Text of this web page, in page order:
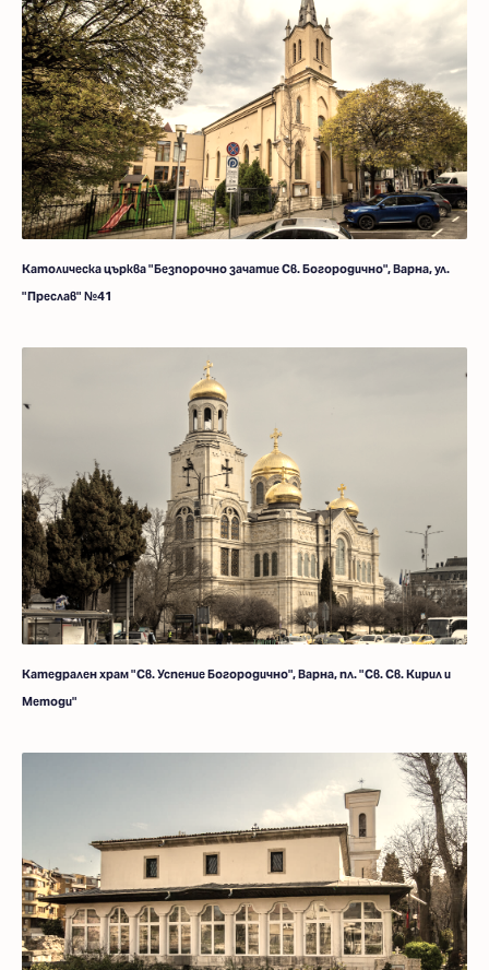
Католическа църква "Безпорочно зачатие Св. Богородично", Варна, ул.
"Преслав" №41
Катедрален храм "Св. Успение Богородично", Варна, пл. "Св. Св. Кирил и
Методи"